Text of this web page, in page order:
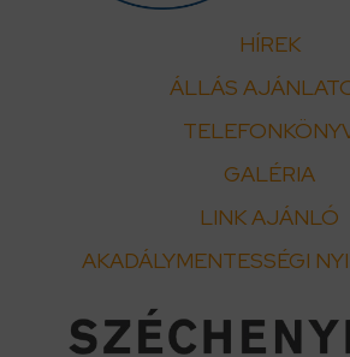
HÍREK
ÁLLÁS
GALÉRIA
LINK AJÁNLÓ
AKADÁLYMENTESSÉGI